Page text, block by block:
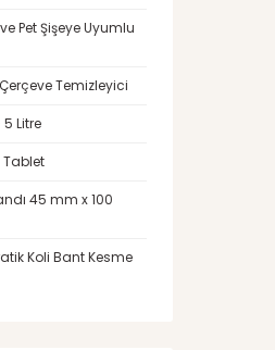
Pet Şişeye Uyumlu
Temizleyici
Litre
Tablet
45 mm x 100
Koli Bant Kesme